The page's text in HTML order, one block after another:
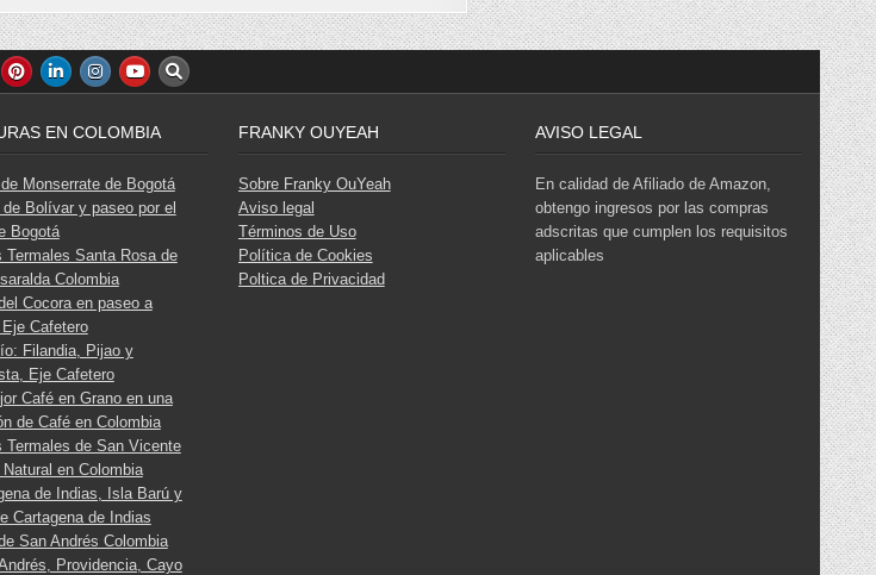
EN COLOMBIA
Monserrate de Bogotá
Bolívar y paseo por el
Bogotá
Termales Santa Rosa de
Colombia
Cocora en paseo a
Cafetero
Filandia, Pijao y
Eje Cafetero
Café en Grano en una
de Café en Colombia
Termales de San Vicente
Natural en Colombia
de Indias, Isla Barú y
Cartagena de Indias
San Andrés Colombia
Providencia, Cayo
FRANKY OUYEAH
Sobre Franky OuYeah
Aviso legal
Términos de Uso
Política de Cookies
Poltica de Privacidad
AVISO LEGAL
En calidad de Afiliado de Amazon,
obtengo ingresos por las compras
adscritas que cumplen los requisitos
aplicables